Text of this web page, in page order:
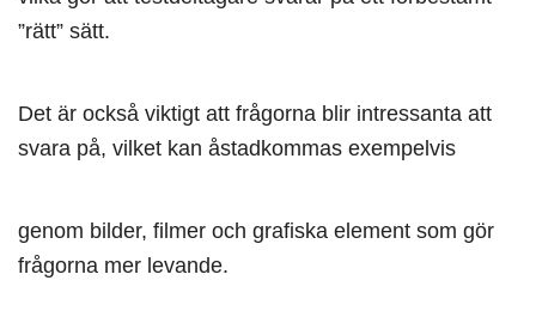
”rätt” sätt.
Det är också viktigt att frågorna blir intressanta att
svara på, vilket kan åstadkommas exempelvis
genom bilder, filmer och grafiska element som gör
frågorna mer levande.